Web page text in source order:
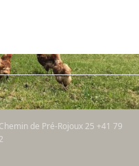
de Pré-Rojoux 25 +41 79